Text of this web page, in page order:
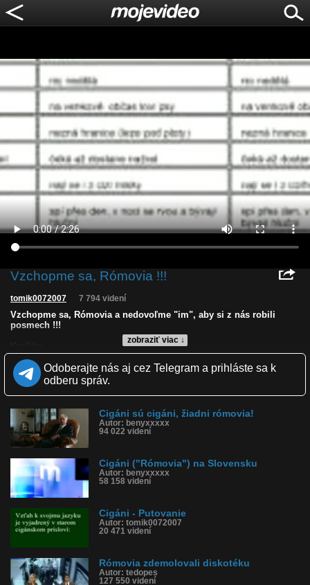
Vzchopme sa, Rómovia !!!
zobraziť viac ↓
tomik0072007 7 794 videní
Vzchopme sa, Rómovia a nedovoľme "im", aby si z nás robili
posmech !!!
Zverejnené: 15.5.2011 7:29
Páči sa: 12% (57 hlasov)
Obľúbené: 1
Komentárov: 0
Kategória: ľudia
Tagy: rómovia, cigáni, posmech
História sledovanosti videa:
Odoberajte nás aj cez Telegram a prihláste sa k
odberu správ.
Cigáni sú cigáni, žiadni rómovia!
Autor: benyxxxxx
94 022 videní
Cigáni ("Rómovia") na Slovensku
Autor: benyxxxxx
58 158 videní
Cigáni - Putovanie
Autor: tomik0072007
20 471 videní
Rómovia zdemolovali diskotéku
Autor: tedopes
127 550 videní